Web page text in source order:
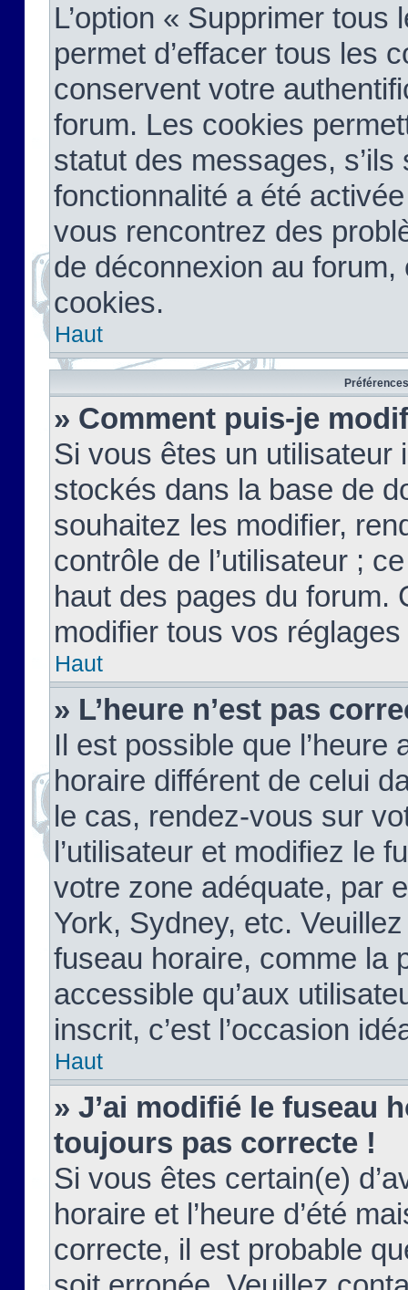
L’option « Supprimer
permet d’effacer tous les
conservent votre
forum. Les cookies
statut des messages,
fonctionnalité a été
vous rencontrez des
de déconnexion au
cookies.
Haut
» Comment puis-je
Si vous êtes un
stockés dans la base de
souhaitez les modifier,
contrôle de l’utilisateur ;
haut des pages du forum.
modifier tous vos
Haut
» L’heure n’est pas
Il est possible que
horaire différent de celui
le cas, rendez-vous sur
l’utilisateur et modifiez le
votre zone adéquate, par
York, Sydney, etc.
fuseau horaire, comme la
accessible qu’aux
inscrit, c’est l’occasion
Haut
» J’ai modifié le fuseau
toujours pas correcte !
Si vous êtes certain(e)
horaire et l’heure d’été
correcte, il est probable